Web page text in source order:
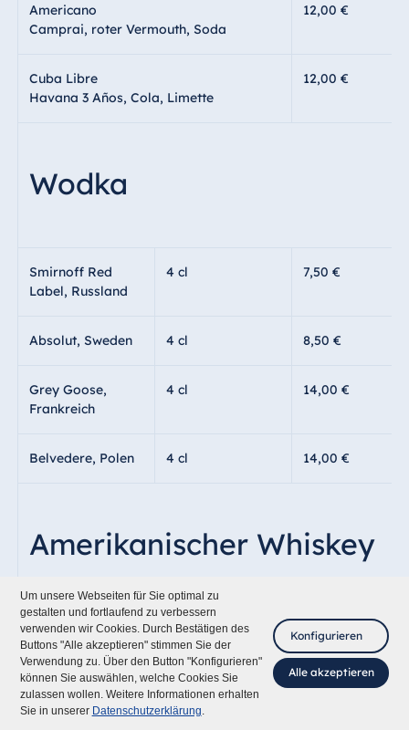
Um unsere Webseiten für Sie optimal zu
gestalten und fortlaufend zu verbessern
verwenden wir Cookies. Durch Bestätigen des
Buttons "Alle akzeptieren" stimmen Sie der
Verwendung zu. Über den Button "Konfigurieren"
können Sie auswählen, welche Cookies Sie
zulassen wollen. Weitere Informationen erhalten
Sie in unserer Datenschutzerklärung.
Konfigurieren
Alle akzeptieren
Americano
Camprai, roter Vermouth, Soda
12,00 €
Cuba Libre
Havana 3 Años, Cola, Limette
12,00 €
Wodka
Smirnoff Red
Label, Russland
4 cl 7,50 €
Absolut, Sweden 4 cl 8,50 €
Grey Goose,
Frankreich
4 cl 14,00 €
Belvedere, Polen 4 cl 14,00 €
Amerikanischer Whiskey
Jim Beam,
Kentucky Burbon
4 cl 10,50 €
Maker’s Mark,
Kentucky Bourbon
4 cl Fragen Sie mich